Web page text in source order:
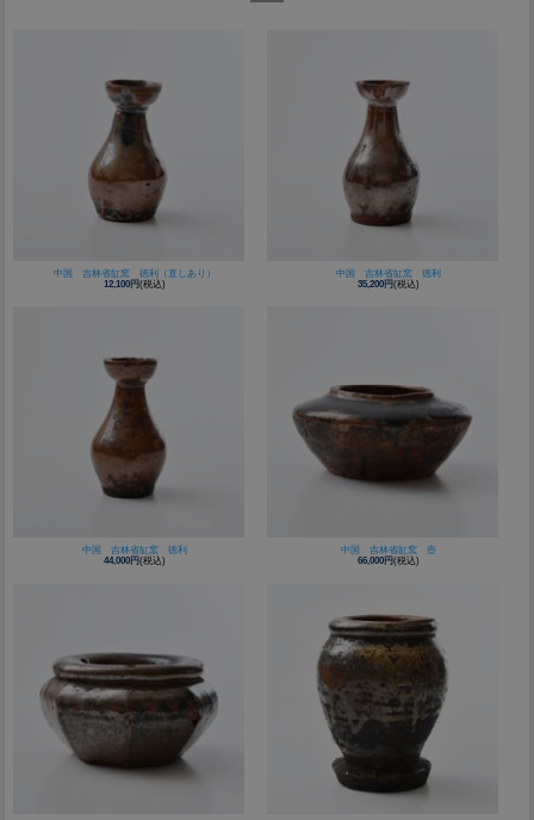
中国 吉林省缸窯 徳利（直しあり）
12,100円(税込)
中国 吉林省缸窯 徳利
35,200円(税込)
中国 吉林省缸窯 徳利
44,000円(税込)
中国 吉林省缸窯 壺
66,000円(税込)